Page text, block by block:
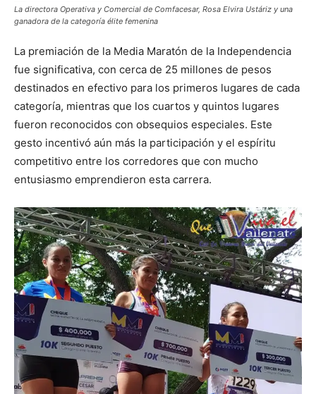
La directora Operativa y Comercial de Comfacesar, Rosa Elvira Ustáriz y una
ganadora de la categoría élite femenina
La premiación de la Media Maratón de la Independencia
fue significativa, con cerca de 25 millones de pesos
destinados en efectivo para los primeros lugares de cada
categoría, mientras que los cuartos y quintos lugares
fueron reconocidos con obsequios especiales. Este
gesto incentivó aún más la participación y el espíritu
competitivo entre los corredores que con mucho
entusiasmo emprendieron esta carrera.